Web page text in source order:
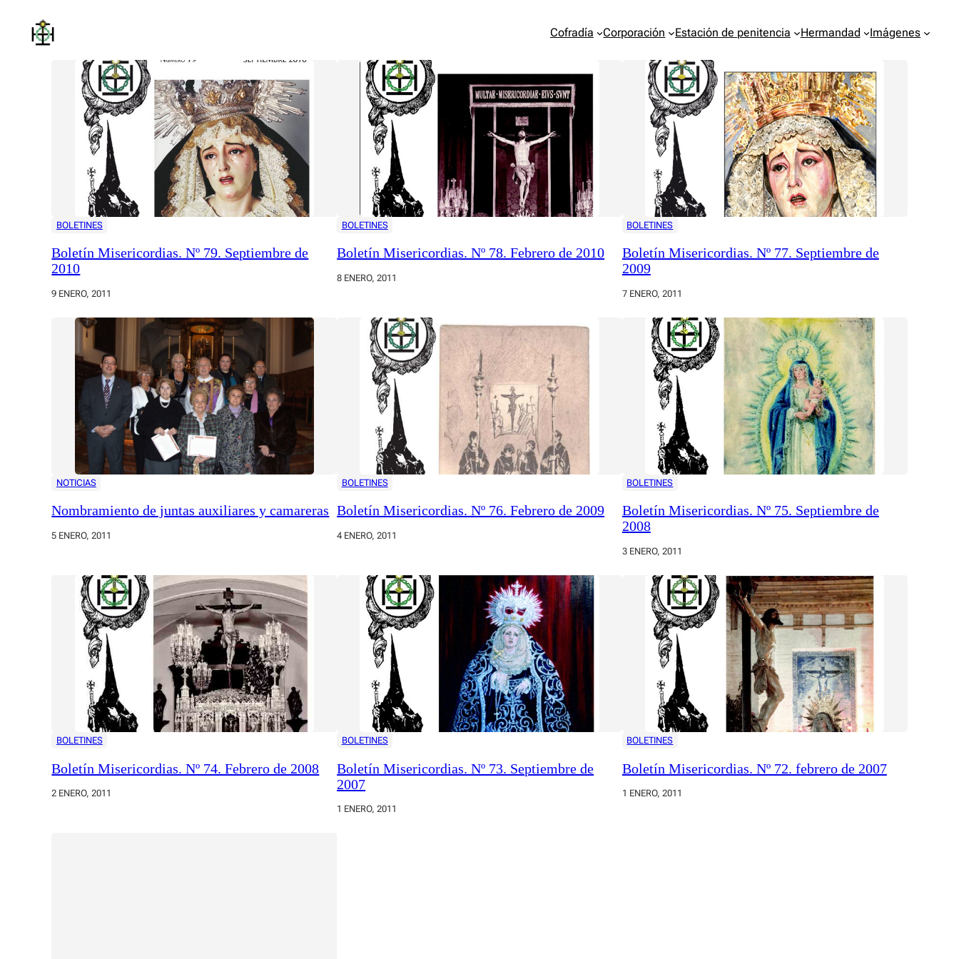
contenido
Cofradía Corporación Estación de penitencia Hermandad Imágenes
BOLETINES
Boletín Misericordias. Nº 79. Septiembre de
2010
9 ENERO, 2011
BOLETINES
Boletín Misericordias. Nº 78. Febrero de 2010
8 ENERO, 2011
BOLETINES
Boletín Misericordias. Nº 77. Septiembre de
2009
7 ENERO, 2011
NOTICIAS
Nombramiento de juntas auxiliares y camareras
5 ENERO, 2011
BOLETINES
Boletín Misericordias. Nº 76. Febrero de 2009
4 ENERO, 2011
BOLETINES
Boletín Misericordias. Nº 75. Septiembre de
2008
3 ENERO, 2011
BOLETINES
Boletín Misericordias. Nº 74. Febrero de 2008
2 ENERO, 2011
BOLETINES
Boletín Misericordias. Nº 73. Septiembre de
2007
1 ENERO, 2011
BOLETINES
Boletín Misericordias. Nº 72. febrero de 2007
1 ENERO, 2011